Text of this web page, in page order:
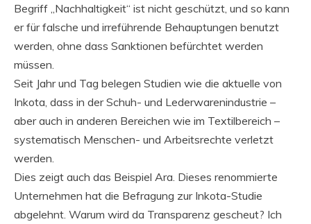
Begriff „Nachhaltigkeit“ ist nicht geschützt, und so kann
er für falsche und irreführende Behauptungen benutzt
werden, ohne dass Sanktionen befürchtet werden
müssen.
Seit Jahr und Tag belegen Studien wie die aktuelle von
Inkota, dass in der Schuh- und Lederwarenindustrie –
aber auch in anderen Bereichen wie im Textilbereich –
systematisch Menschen- und Arbeitsrechte verletzt
werden.
Dies zeigt auch das Beispiel Ara. Dieses renommierte
Unternehmen hat die Befragung zur Inkota-Studie
abgelehnt. Warum wird da Transparenz gescheut? Ich